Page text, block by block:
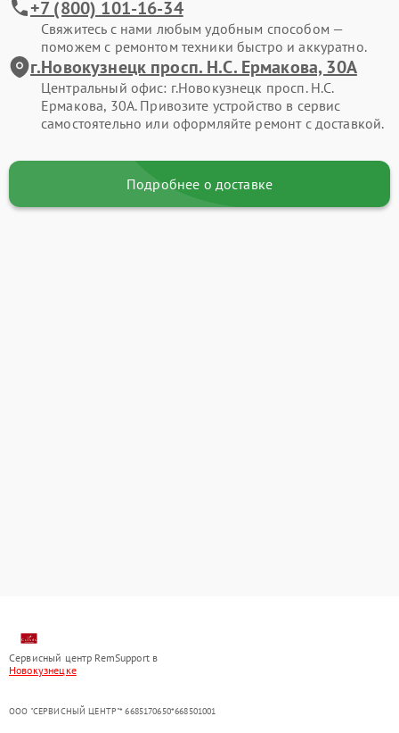
+7 (800) 101-16-34
Свяжитесь с нами любым удобным способом —
поможем с ремонтом техники быстро и аккуратно.
г.Новокузнецк просп. Н.С. Ермакова, 30А
Центральный офис: г.Новокузнецк просп. Н.С.
Ермакова, 30А. Привозите устройство в сервис
самостоятельно или оформляйте ремонт с доставкой.
Подробнее о доставке
Сервисный центр RemSupport в
Новокузнецке
ООО "СЕРВИСНЫЙ ЦЕНТР"* 6685170650*668501001